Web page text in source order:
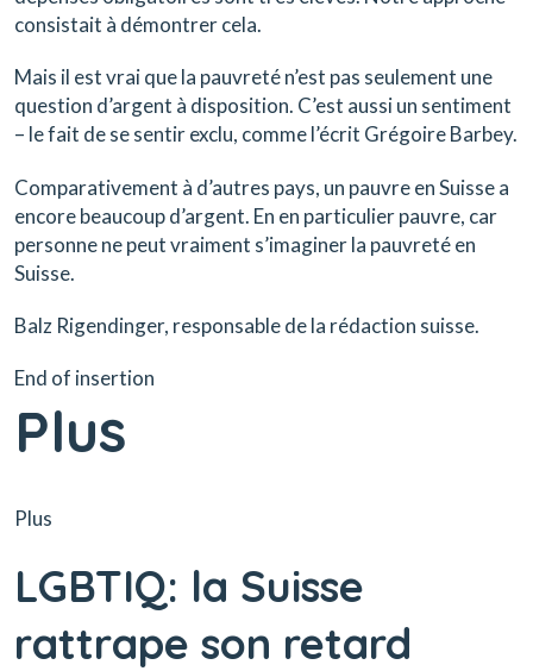
consistait à démontrer cela.
Mais il est vrai que la pauvreté n’est pas seulement une
question d’argent à disposition. C’est aussi un sentiment
– le fait de se sentir exclu, comme l’écrit Grégoire Barbey.
Comparativement à d’autres pays, un pauvre en Suisse a
encore beaucoup d’argent. En en particulier pauvre, car
personne ne peut vraiment s’imaginer la pauvreté en
Suisse.
Balz Rigendinger, responsable de la rédaction suisse.
End of insertion
Plus
Plus
LGBTIQ: la Suisse
rattrape son retard